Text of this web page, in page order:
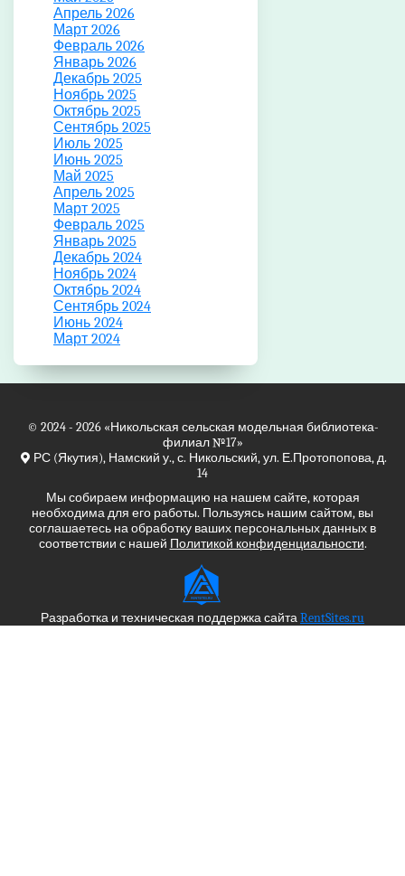
Апрель 2026
Март 2026
Февраль 2026
Январь 2026
Декабрь 2025
Ноябрь 2025
Октябрь 2025
Сентябрь 2025
Июль 2025
Июнь 2025
Май 2025
Апрель 2025
Март 2025
Февраль 2025
Январь 2025
Декабрь 2024
Ноябрь 2024
Октябрь 2024
Сентябрь 2024
Июнь 2024
Март 2024
© 2024 - 2026 «Никольская сельская модельная библиотека-
филиал №17»
РС (Якутия), Намский у., с. Никольский, ул. Е.Протопопова, д.
14
Мы собираем информацию на нашем сайте, которая
необходима для его работы. Пользуясь нашим сайтом, вы
соглашаетесь на обработку ваших персональных данных в
соответствии с нашей Политикой конфиденциальности.
Разработка и техническая поддержка сайтаRentSites.ru